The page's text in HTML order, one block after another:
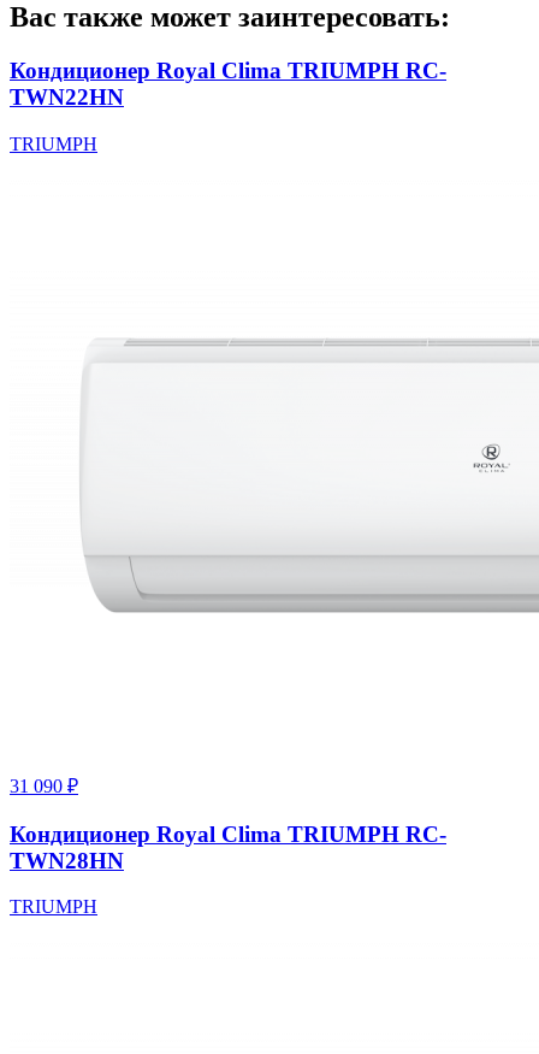
Вас также может заинтересовать:
Кондиционер Royal Clima TRIUMPH RC-
TWN22HN
TRIUMPH
31 090 ₽
Кондиционер Royal Clima TRIUMPH RC-
TWN28HN
TRIUMPH